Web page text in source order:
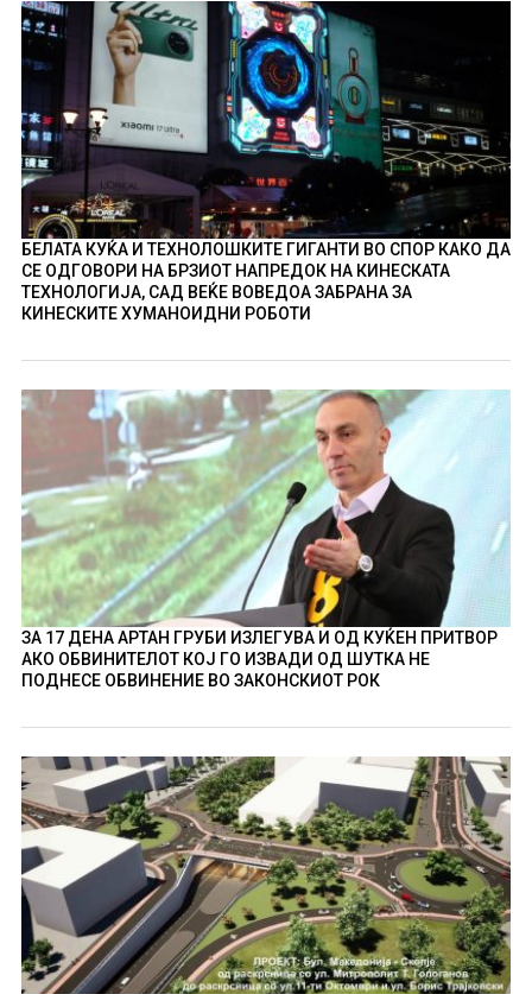
БЕЛАТА КУЌА И ТЕХНОЛОШКИТЕ ГИГАНТИ ВО СПОР КАКО ДА
СЕ ОДГОВОРИ НА БРЗИОТ НАПРЕДОК НА КИНЕСКАТА
ТЕХНОЛОГИЈА, САД ВЕЌЕ ВОВЕДОА ЗАБРАНА ЗА
КИНЕСКИТЕ ХУМАНОИДНИ РОБОТИ
ЗА 17 ДЕНА АРТАН ГРУБИ ИЗЛЕГУВА И ОД КУЌЕН ПРИТВОР
АКО ОБВИНИТЕЛОТ КОЈ ГО ИЗВАДИ ОД ШУТКА НЕ
ПОДНЕСЕ ОБВИНЕНИЕ ВО ЗАКОНСКИОТ РОК